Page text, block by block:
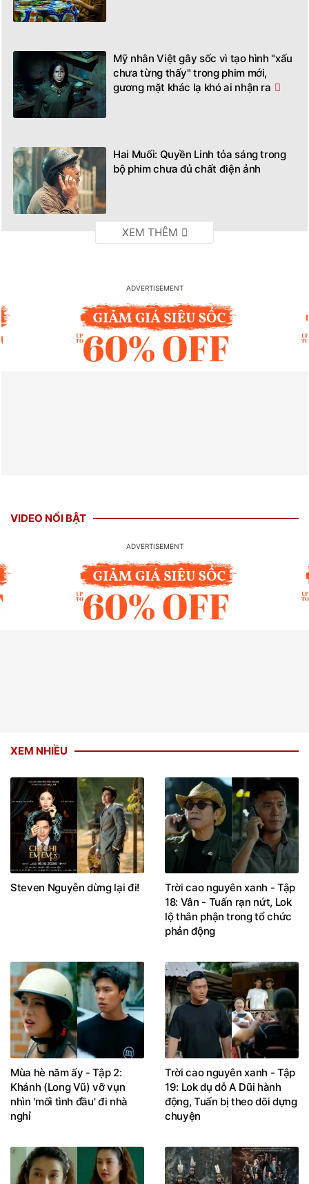
Mỹ nhân Việt gây sốc vì tạo hình "xấu
chưa từng thấy" trong phim mới,
gương mặt khác lạ khó ai nhận ra
Hai Muối: Quyền Linh tỏa sáng trong
bộ phim chưa đủ chất điện ảnh
VIDEO NỔI BẬT
XEM NHIỀU
Steven Nguyễn dừng lại đi!
Trời cao nguyên xanh - Tập
18: Vân - Tuấn rạn nứt, Lok
lộ thân phận trong tổ chức
phản động
Mùa hè năm ấy - Tập 2:
Khánh (Long Vũ) vỡ vụn
nhìn 'mối tình đầu' đi nhà
nghỉ
Trời cao nguyên xanh - Tập
19: Lok dụ dỗ A Dũi hành
động, Tuấn bị theo dõi dựng
chuyện